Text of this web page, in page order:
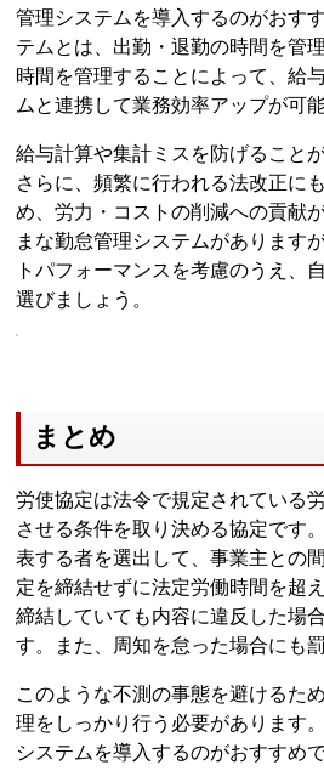
管理システムを導入するのがおす
テムとは、出勤・退勤の時間を管
時間を管理することによって、給
ムと連携して業務効率アップが可
給与計算や集計ミスを防げること
さらに、頻繁に行われる法改正に
め、労力・コストの削減への貢献
まな勤怠管理システムがあります
トパフォーマンスを考慮のうえ、
選びましょう。
まとめ
労使協定は法令で規定されている
させる条件を取り決める協定です
表する者を選出して、事業主との
定を締結せずに法定労働時間を超
締結していても内容に違反した場
す。また、周知を怠った場合にも
このような不測の事態を避けるた
理をしっかり行う必要があります
システムを導入するのがおすすめで